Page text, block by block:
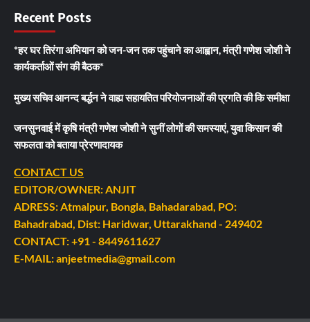
Recent Posts
*हर घर तिरंगा अभियान को जन-जन तक पहुंचाने का आह्वान, मंत्री गणेश जोशी ने
कार्यकर्ताओं संग की बैठक*
मुख्य सचिव आनन्द बर्द्धन ने वाह्य सहायतित परियोजनाओं की प्रगति की कि समीक्षा
जनसुनवाई में कृषि मंत्री गणेश जोशी ने सुनीं लोगों की समस्याएं, युवा किसान की
सफलता को बताया प्रेरणादायक
CONTACT US
EDITOR/OWNER: ANJIT
ADRESS: Atmalpur, Bongla, Bahadarabad, PO:
Bahadrabad, Dist: Haridwar, Uttarakhand - 249402
CONTACT: +91 - 8449611627
E-MAIL: anjeetmedia@gmail.com